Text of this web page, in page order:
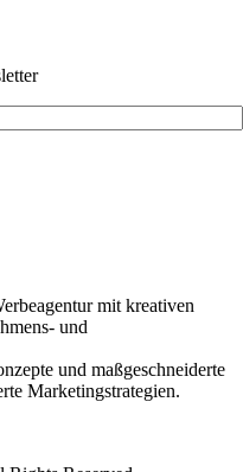
mit kreativen
und
und maßgeschneiderte
Marketingstrategien.